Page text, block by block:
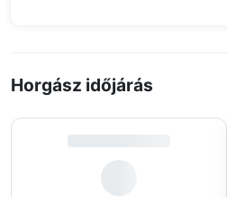
Horgász időjárás